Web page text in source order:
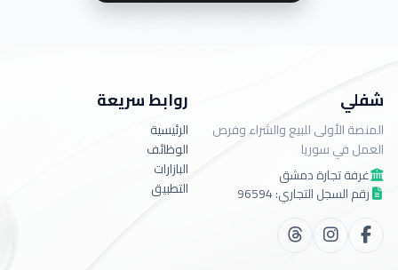
شفلي
المنصة الأولى للبيع والشراء وفرص
العمل في سوريا
غرفة تجارة دمشق
رقم السجل التجاري: 96594
روابط سريعة
الرئيسية
الوظائف
البازارات
التطبيق